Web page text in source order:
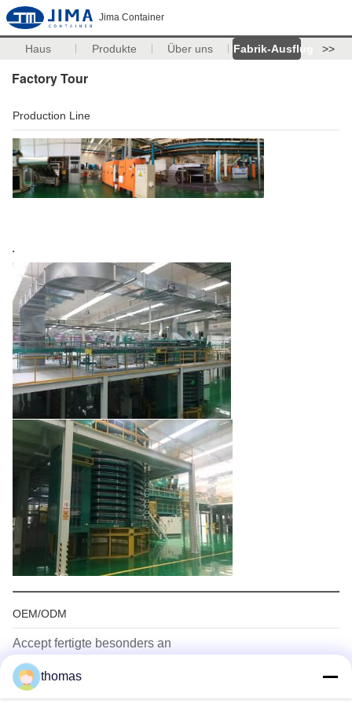
Jima Container
Haus Produkte Über uns Fabrik-Ausflug >>
Factory Tour
Production Line
OEM/ODM
Accept fertigte besonders an
R&D
Firmenoperation: Wir heben die Kombination von neues
thomas